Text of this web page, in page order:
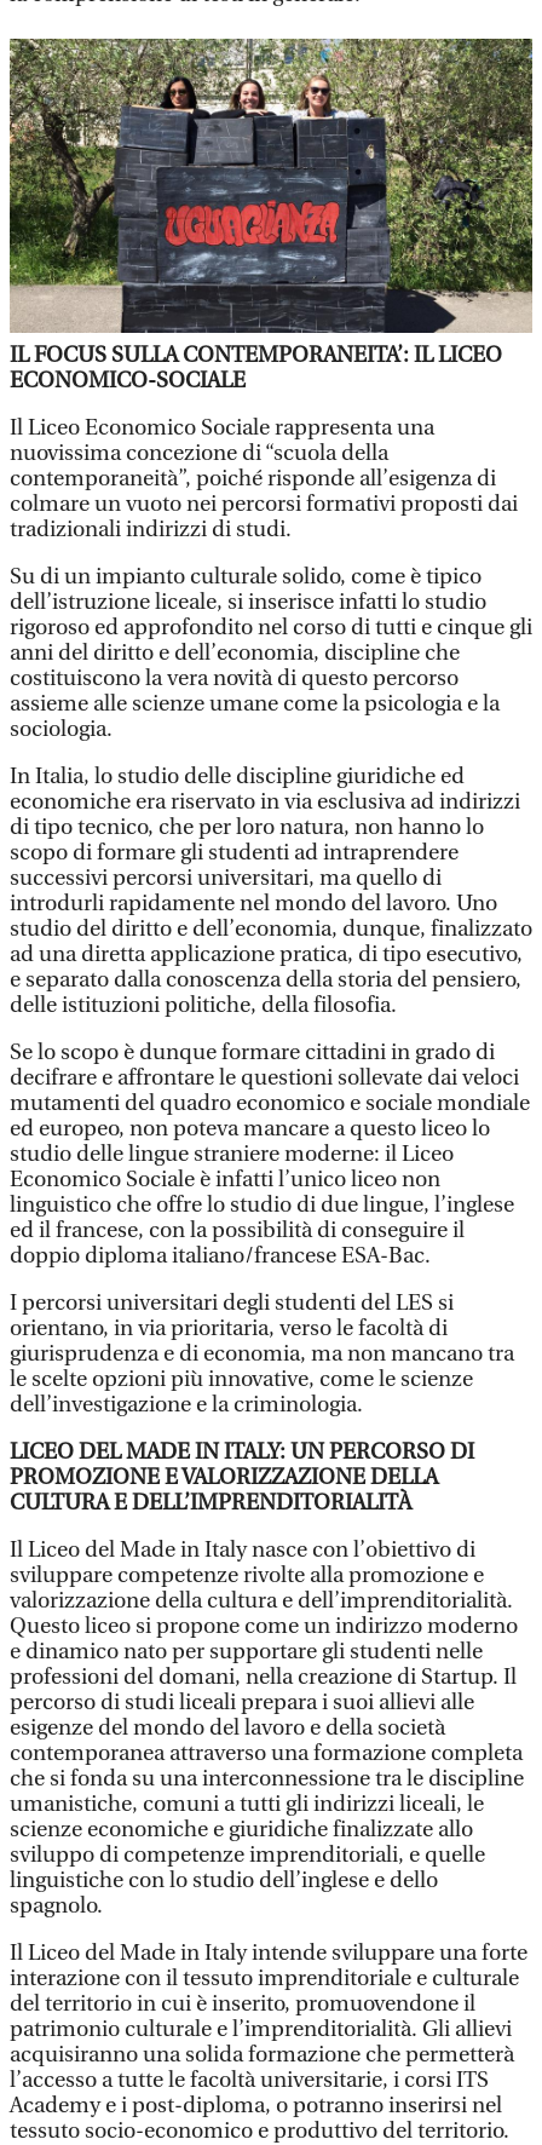
IL FOCUS SULLA CONTEMPORANEITA’: IL LICEO
ECONOMICO-SOCIALE
Il Liceo Economico Sociale rappresenta una
nuovissima concezione di “scuola della
contemporaneità”, poiché risponde all’esigenza di
colmare un vuoto nei percorsi formativi proposti dai
tradizionali indirizzi di studi.
Su di un impianto culturale solido, come è tipico
dell’istruzione liceale, si inserisce infatti lo studio
rigoroso ed approfondito nel corso di tutti e cinque gli
anni del diritto e dell’economia, discipline che
costituiscono la vera novità di questo percorso
assieme alle scienze umane come la psicologia e la
sociologia.
In Italia, lo studio delle discipline giuridiche ed
economiche era riservato in via esclusiva ad indirizzi
di tipo tecnico, che per loro natura, non hanno lo
scopo di formare gli studenti ad intraprendere
successivi percorsi universitari, ma quello di
introdurli rapidamente nel mondo del lavoro. Uno
studio del diritto e dell’economia, dunque, finalizzato
ad una diretta applicazione pratica, di tipo esecutivo,
e separato dalla conoscenza della storia del pensiero,
delle istituzioni politiche, della filosofia.
Se lo scopo è dunque formare cittadini in grado di
decifrare e affrontare le questioni sollevate dai veloci
mutamenti del quadro economico e sociale mondiale
ed europeo, non poteva mancare a questo liceo lo
studio delle lingue straniere moderne: il Liceo
Economico Sociale è infatti l’unico liceo non
linguistico che offre lo studio di due lingue, l’inglese
ed il francese, con la possibilità di conseguire il
doppio diploma italiano/francese ESA-Bac.
I percorsi universitari degli studenti del LES si
orientano, in via prioritaria, verso le facoltà di
giurisprudenza e di economia, ma non mancano tra
le scelte opzioni più innovative, come le scienze
dell’investigazione e la criminologia.
LICEO DEL MADE IN ITALY: UN PERCORSO DI
PROMOZIONE E VALORIZZAZIONE DELLA
CULTURA E DELL’IMPRENDITORIALITÀ
Il Liceo del Made in Italy nasce con l’obiettivo di
sviluppare competenze rivolte alla promozione e
valorizzazione della cultura e dell’imprenditorialità.
Questo liceo si propone come un indirizzo moderno
e dinamico nato per supportare gli studenti nelle
professioni del domani, nella creazione di Startup. Il
percorso di studi liceali prepara i suoi allievi alle
esigenze del mondo del lavoro e della società
contemporanea attraverso una formazione completa
che si fonda su una interconnessione tra le discipline
umanistiche, comuni a tutti gli indirizzi liceali, le
scienze economiche e giuridiche finalizzate allo
sviluppo di competenze imprenditoriali, e quelle
linguistiche con lo studio dell’inglese e dello
spagnolo.
Il Liceo del Made in Italy intende sviluppare una forte
interazione con il tessuto imprenditoriale e culturale
del territorio in cui è inserito, promuovendone il
patrimonio culturale e l’imprenditorialità. Gli allievi
acquisiranno una solida formazione che permetterà
l’accesso a tutte le facoltà universitarie, i corsi ITS
Academy e i post-diploma, o potranno inserirsi nel
tessuto socio-economico e produttivo del territorio.